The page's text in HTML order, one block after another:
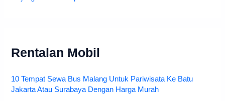
Rentalan Mobil
10 Tempat Sewa Bus Malang Untuk Pariwisata Ke Batu
Jakarta Atau Surabaya Dengan Harga Murah